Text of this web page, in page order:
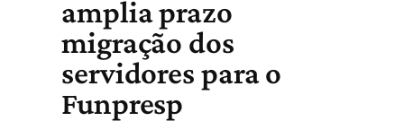
amplia prazo
migração dos
servidores para o
Funpresp